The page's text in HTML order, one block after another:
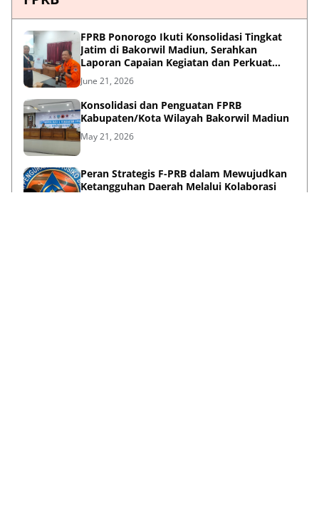
FPRB Ponorogo Ikuti Konsolidasi Tingkat
Jatim di Bakorwil Madiun, Serahkan
Laporan Capaian Kegiatan dan Perkuat
Sinergi Pentahelix
June 21, 2026
Konsolidasi dan Penguatan FPRB
Kabupaten/Kota Wilayah Bakorwil Madiun
May 21, 2026
Peran Strategis F-PRB dalam Mewujudkan
Ketangguhan Daerah Melalui Kolaborasi